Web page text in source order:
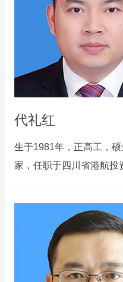
代礼红
生于1981年，正高工，
家，任职于四川省港航投